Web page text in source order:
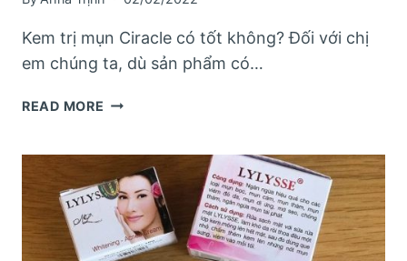
Kem trị mụn Ciracle có tốt không? Đối với chị
em chúng ta, dù sản phẩm có…
READ MORE KEM
CIRACLE
RED
SPOT
CREAM
CÓ